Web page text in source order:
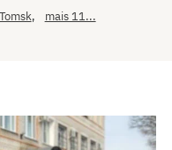
, mais 11...